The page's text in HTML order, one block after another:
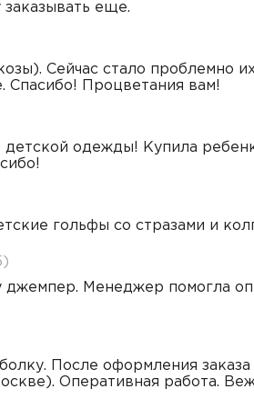
еще.
Сейчас стало проблемно
Спасибо! Процветания вам!
одежды! Купила
гольфы со стразами и
джемпер. Менеджер помогла
После оформления
Оперативная работа.